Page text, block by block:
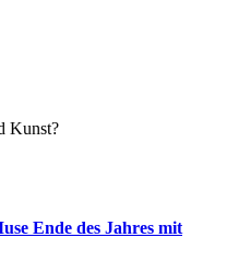
Kunst?
Ende des Jahres mit